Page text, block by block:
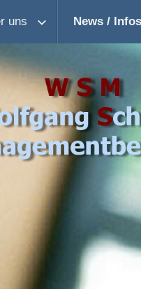
uns News / Infos